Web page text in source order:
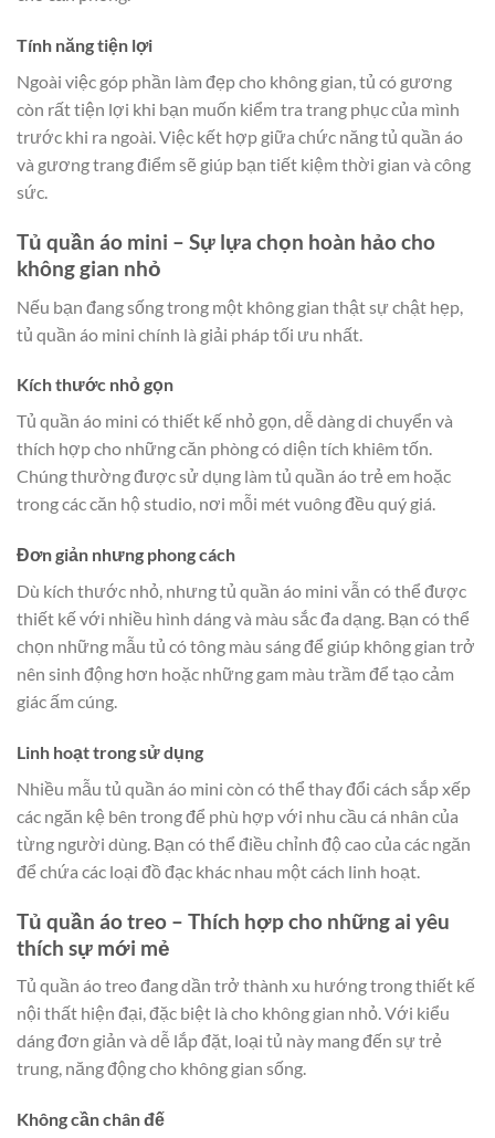
Tính năng tiện lợi
Ngoài việc góp phần làm đẹp cho không gian, tủ có gương
còn rất tiện lợi khi bạn muốn kiểm tra trang phục của mình
trước khi ra ngoài. Việc kết hợp giữa chức năng tủ quần áo
và gương trang điểm sẽ giúp bạn tiết kiệm thời gian và công
sức.
Tủ quần áo mini – Sự lựa chọn hoàn hảo cho
không gian nhỏ
Nếu bạn đang sống trong một không gian thật sự chật hẹp,
tủ quần áo mini chính là giải pháp tối ưu nhất.
Kích thước nhỏ gọn
Tủ quần áo mini có thiết kế nhỏ gọn, dễ dàng di chuyển và
thích hợp cho những căn phòng có diện tích khiêm tốn.
Chúng thường được sử dụng làm tủ quần áo trẻ em hoặc
trong các căn hộ studio, nơi mỗi mét vuông đều quý giá.
Đơn giản nhưng phong cách
Dù kích thước nhỏ, nhưng tủ quần áo mini vẫn có thể được
thiết kế với nhiều hình dáng và màu sắc đa dạng. Bạn có thể
chọn những mẫu tủ có tông màu sáng để giúp không gian trở
nên sinh động hơn hoặc những gam màu trầm để tạo cảm
giác ấm cúng.
Linh hoạt trong sử dụng
Nhiều mẫu tủ quần áo mini còn có thể thay đổi cách sắp xếp
các ngăn kệ bên trong để phù hợp với nhu cầu cá nhân của
từng người dùng. Bạn có thể điều chỉnh độ cao của các ngăn
để chứa các loại đồ đạc khác nhau một cách linh hoạt.
Tủ quần áo treo – Thích hợp cho những ai yêu
thích sự mới mẻ
Tủ quần áo treo đang dần trở thành xu hướng trong thiết kế
nội thất hiện đại, đặc biệt là cho không gian nhỏ. Với kiểu
dáng đơn giản và dễ lắp đặt, loại tủ này mang đến sự trẻ
trung, năng động cho không gian sống.
Không cần chân đế